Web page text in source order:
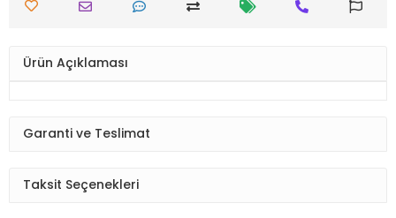
Ürün Açıklaması
Garanti ve Teslimat
Taksit Seçenekleri